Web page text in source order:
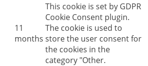
11
months
This cookie is set by GDPR
Cookie Consent plugin.
The cookie is used to
store the user consent for
the cookies in the
category "Other.